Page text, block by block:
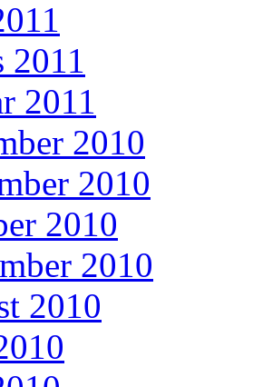
2011
2011
2010
2010
2010
2010
2010